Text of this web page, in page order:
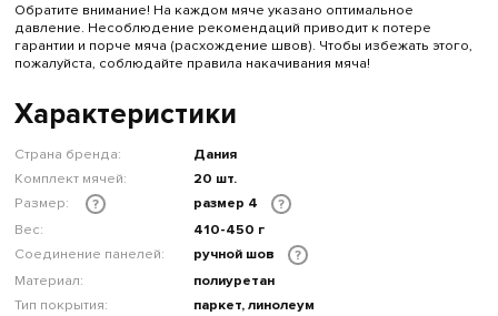
Обратите внимание! На каждом мяче указано оптимальное
давление. Несоблюдение рекомендаций приводит к потере
гарантии и порче мяча (расхождение швов). Чтобы избежать этого,
пожалуйста, соблюдайте правила накачивания мяча!
Характеристики
Страна бренда:
Дания
Комплект мячей:
20 шт.
Размер:
? размер 4
?
Вес:
410-450 г
Соединение панелей:
ручной шов
?
Материал:
полиуретан
Тип покрытия:
паркет, линолеум